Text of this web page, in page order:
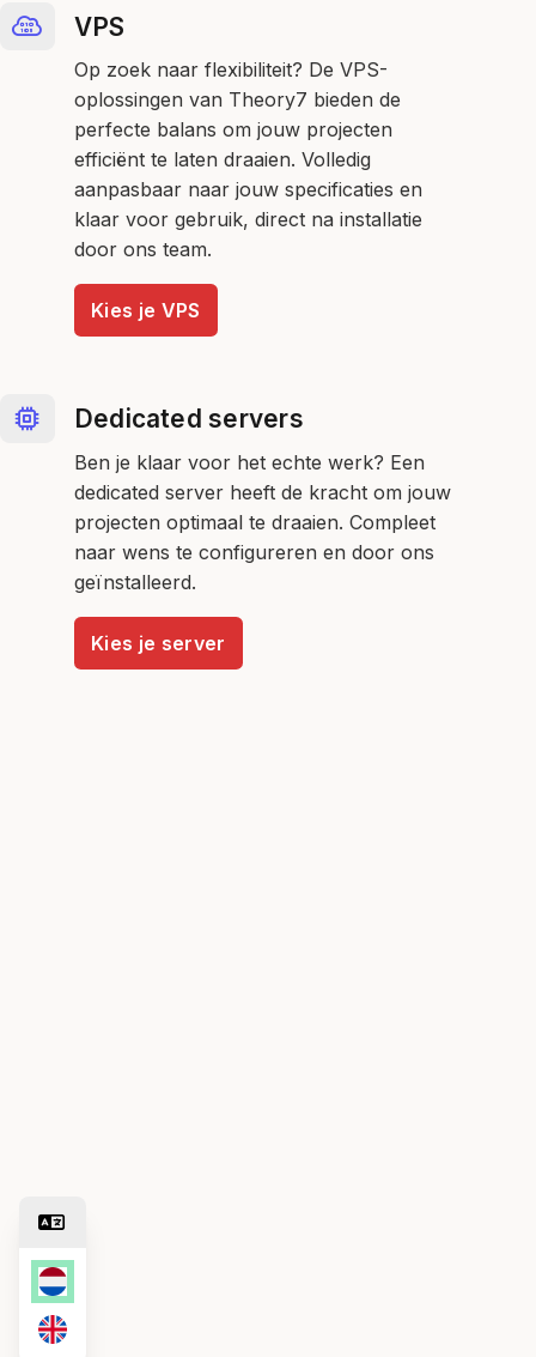
VPS
Op zoek naar flexibiliteit? De VPS-
oplossingen van Theory7 bieden de
perfecte balans om jouw projecten
efficiënt te laten draaien. Volledig
aanpasbaar naar jouw specificaties en
klaar voor gebruik, direct na installatie
door ons team.
Kies je VPS
Dedicated servers
Ben je klaar voor het echte werk? Een
dedicated server heeft de kracht om jouw
projecten optimaal te draaien. Compleet
naar wens te configureren en door ons
geïnstalleerd.
Kies je server